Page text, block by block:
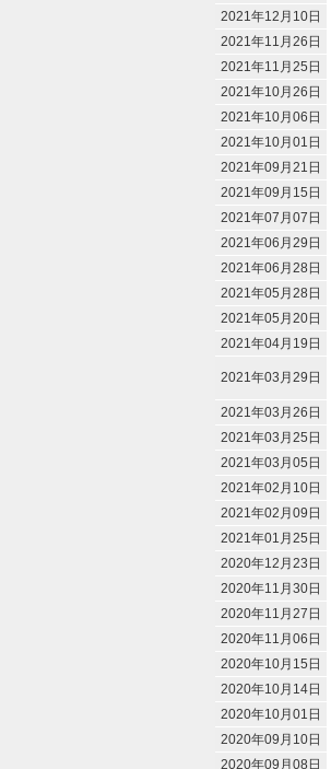
2021年12月10日
2021年11月26日
2021年11月25日
2021年10月26日
2021年10月06日
2021年10月01日
2021年09月21日
2021年09月15日
2021年07月07日
2021年06月29日
2021年06月28日
2021年05月28日
2021年05月20日
2021年04月19日
2021年03月29日
2021年03月26日
2021年03月25日
2021年03月05日
2021年02月10日
2021年02月09日
2021年01月25日
2020年12月23日
2020年11月30日
2020年11月27日
2020年11月06日
2020年10月15日
2020年10月14日
2020年10月01日
2020年09月10日
2020年09月08日